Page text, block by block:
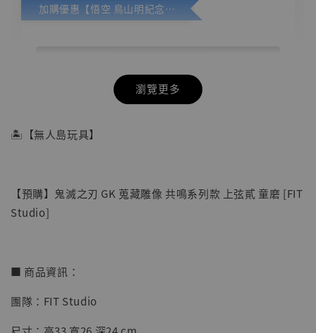
加購優惠【悟空 鳥山明紀念款 [奇蹟工作室]】
【店內現貨】七龍珠 系列蒐藏雕像 悟空 鳥山
明紀念款 [奇蹟工作室]
瀏覽更多
🏝【無人島玩具】
【預購】鬼滅之刃 GK 蒐藏雕像 共鳴系列款 上弦貳 童磨 [FIT
Studio]
■ 商品資訊：
團隊：FIT Studio